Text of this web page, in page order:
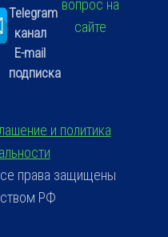
Telegram
канал
E-mail
подписка
вопрос на
сайте
и политика
права защищены
РФ